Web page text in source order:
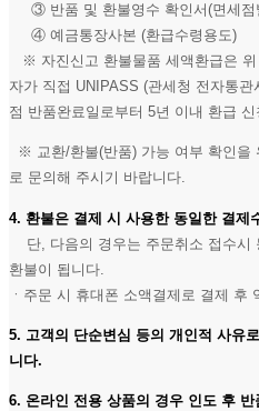
③ 반품 및 환불영수 확인서(면세점
④ 예금통장사본 (환급수령용도)
※ 자진신고 환불물품 세액환급은 위
자가 직접 UNIPASS (관세청 전자통
점 반품완료일로부터 5년 이내 환급
※ 교환/환불(반품) 가능 여부 확인을
로 문의해 주시기 바랍니다.
4. 환불은 결제 시 사용한 동일한 결제
단, 다음의 경우는 주문취소 접수시
환불이 됩니다.
ㆍ주문 시 휴대폰 소액결제로 결제 후
5. 고객의 단순변심 등의 개인적 사유
니다.
6. 온라인 전용 상품의 경우 인도 후